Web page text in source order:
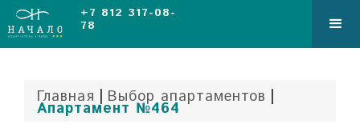
+7 812 317-08-
78
Главная | Выбор апартаментов |
Апартамент №464